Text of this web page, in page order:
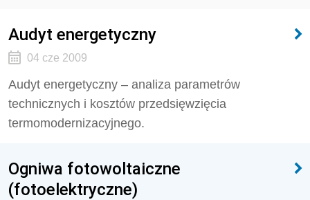
Audyt energetyczny
04 cze 2009
Audyt energetyczny – analiza parametrów
technicznych i kosztów przedsięwzięcia
termomodernizacyjnego.
Ogniwa fotowoltaiczne
(fotoelektryczne)